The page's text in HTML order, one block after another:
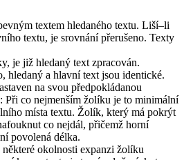
textem hledaného textu. Liší–li
textu, je srovnání přerušeno. Texty
je již hledaný text zpracován.
hledaný a hlavní text jsou identické.
na svou předpokládanou
Při co nejmenším žolíku je to minimální
místa textu. Žolík, který má pokrýt
co nejdál, přičemž horní
povolená délka.
některé okolnosti expanzi žolíku